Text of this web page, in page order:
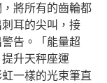
將所有的齒輪都
耳的尖叫，接
告。「能量超
升天秤座運
一樣的光束筆直